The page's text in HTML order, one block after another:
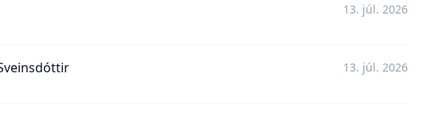
13. júl. 2026
13. júl. 2026